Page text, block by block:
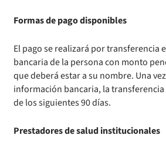
Formas de pago disponibles
El pago se realizará por transferencia
bancaria de la persona con monto
que deberá estar a su nombre. Una
información bancaria, la
de los siguientes 90 días.
Prestadores de salud institucionales